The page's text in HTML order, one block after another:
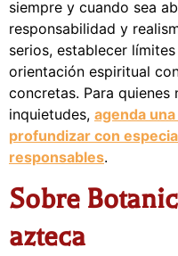
siempre y cuando sea
responsabilidad y
serios, establecer
orientación espiritual
concretas. Para quienes
inquietudes, agenda
profundizar con
responsables.
Sobre
azteca